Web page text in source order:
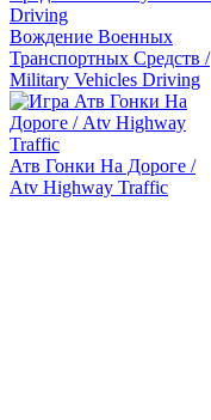
Вождение Военных
Транспортных Средств /
Military Vehicles Driving
Атв Гонки На Дороге /
Atv Highway Traffic